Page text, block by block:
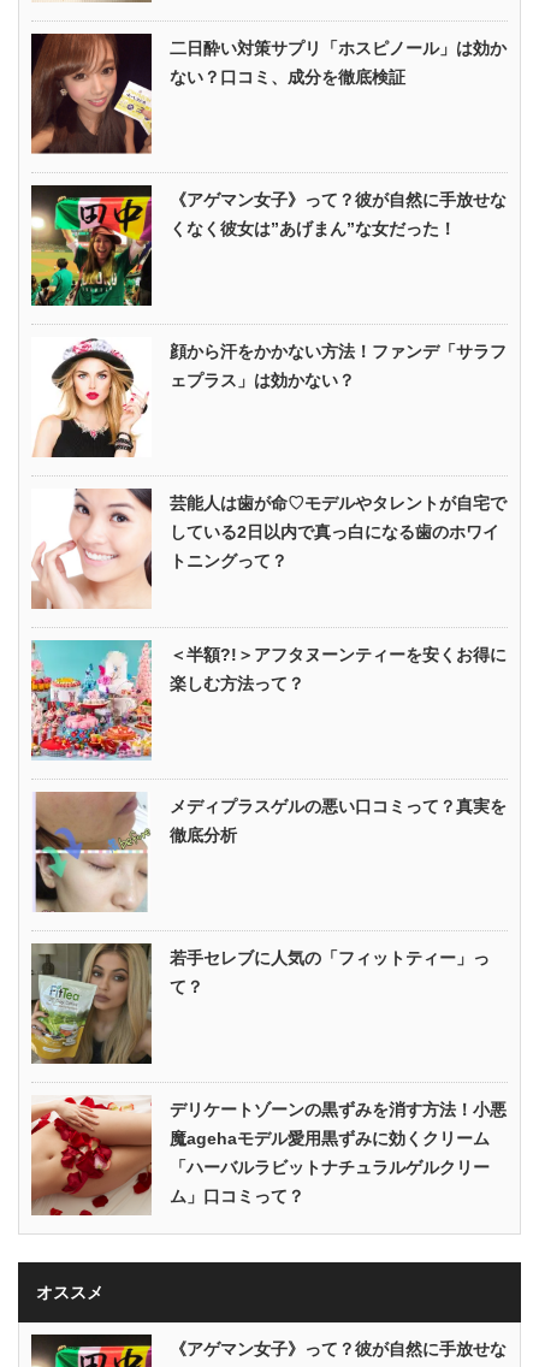
二日酔い対策サプリ「ホスピノール」は効か
ない？口コミ、成分を徹底検証
《アゲマン女子》って？彼が自然に手放せな
くなく彼女は”あげまん”な女だった！
顔から汗をかかない方法！ファンデ「サラフ
ェプラス」は効かない？
芸能人は歯が命♡モデルやタレントが自宅で
している2日以内で真っ白になる歯のホワイ
トニングって？
＜半額?!＞アフタヌーンティーを安くお得に
楽しむ方法って？
メディプラスゲルの悪い口コミって？真実を
徹底分析
若手セレブに人気の「フィットティー」っ
て？
デリケートゾーンの黒ずみを消す方法！小悪
魔agehaモデル愛用黒ずみに効くクリーム
「ハーバルラビットナチュラルゲルクリー
ム」口コミって？
オススメ
《アゲマン女子》って？彼が自然に手放せな